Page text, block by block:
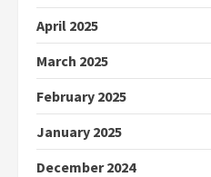
April 2025
March 2025
February 2025
January 2025
December 2024